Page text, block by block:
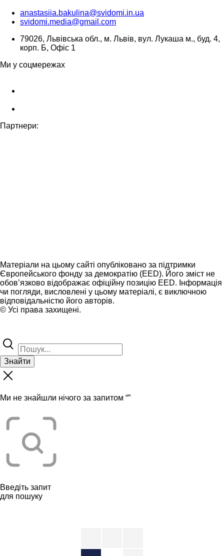
anastasiia.bakulina@svidomi.in.ua
svidomi.media@gmail.com
79026, Львівська обл., м. Львів, вул. Лукаша м., буд. 4,
корп. Б, Офіс 1
Ми у соцмережах
Партнери:
Матеріали на цьому сайті опубліковано за підтримки
Європейського фонду за демократію (EED). Його зміст не
обов’язково відображає офіційну позицію EED. Інформація
чи погляди, висловлені у цьому матеріалі, є виключною
відповідальністю його авторів.
© Усі права захищені.
Знайти
Ми не знайшли нічого за запитом “”
Введіть запит
для пошуку